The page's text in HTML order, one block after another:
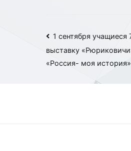
Навигация
по
записям
1 сентября учащиеся
выставку
«Россия- моя